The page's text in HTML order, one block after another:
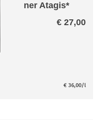
ner Atagis*
€27,00
€ 36,00/l